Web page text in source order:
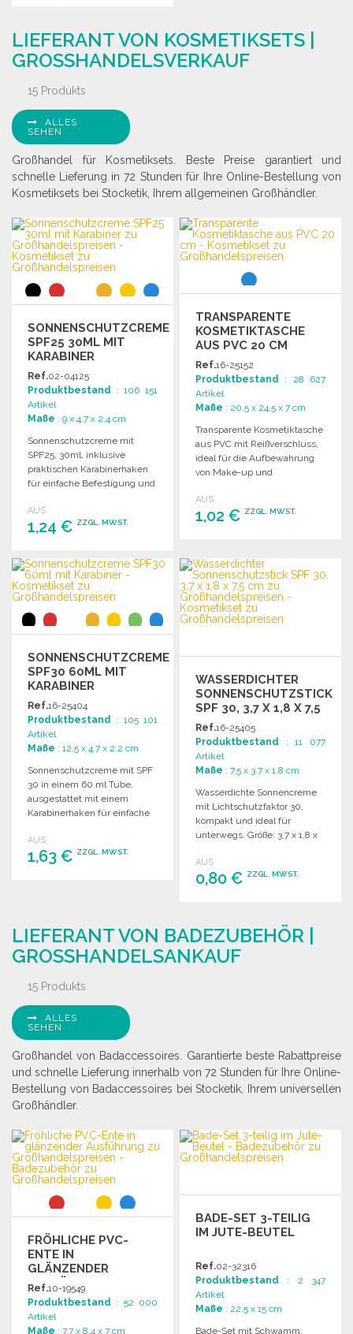
Angebot anfordern
LIEFERANT VON KOSMETIKSETS |
GROSSHANDELSVERKAUF
15 Produkts
ALLES
SEHEN
Großhandel für Kosmetiksets. Beste Preise garantiert und
schnelle Lieferung in 72 Stunden für Ihre Online-Bestellung von
Kosmetiksets bei Stocketik, Ihrem allgemeinen Großhändler.
SONNENSCHUTZCREME
SPF25 30ML MIT
KARABINER
Ref.02-04125
Produktbestand : 106 151
Artikel
Maße : 9 x 4.7 x 2.4 cm
Sonnenschutzcreme mit
SPF25, 30ml, inklusive
praktischen Karabinerhaken
für einfache Befestigung und
AUS
1,24 € ZZGL. MWST.
BESTELLEN
Angebot anfordern
TRANSPARENTE
KOSMETIKTASCHE
AUS PVC 20 CM
Ref.16-25152
Produktbestand : 28 627
Artikel
Maße : 20.5 x 24.5 x 7 cm
Transparente Kosmetiktasche
aus PVC mit Reißverschluss,
ideal für die Aufbewahrung
von Make-up und
AUS
1,02 € ZZGL. MWST.
Angebot anfordern
SONNENSCHUTZCREME
SPF30 60ML MIT
KARABINER
Ref.16-25404
Produktbestand : 105 101
Artikel
Maße : 12.5 x 4.7 x 2.2 cm
Sonnenschutzcreme mit SPF
30 in einem 60 ml Tube,
ausgestattet mit einem
Karabinerhaken für einfache
AUS
1,63 € ZZGL. MWST.
WASSERDICHTER
SONNENSCHUTZSTICK
SPF 30, 3,7 X 1,8 X 7,5
CM ZU
GROSSHANDELSPREISEN
Ref.16-25405
Produktbestand : 11 077
Artikel
Maße : 7.5 x 3.7 x 1.8 cm
Wasserdichte Sonnencreme
mit Lichtschutzfaktor 30,
kompakt und ideal für
unterwegs. Größe: 3,7 x 1,8 x
AUS
0,80 € ZZGL. MWST.
Angebot anfordern
LIEFERANT VON BADEZUBEHÖR |
GROSSHANDELSANKAUF
15 Produkts
ALLES
SEHEN
Großhandel von Badaccessoires. Garantierte beste Rabattpreise
und schnelle Lieferung innerhalb von 72 Stunden für Ihre Online-
Bestellung von Badaccessoires bei Stocketik, Ihrem universellen
Großhändler.
FRÖHLICHE PVC-
ENTE IN
GLÄNZENDER
AUSFÜHRUNG ZU
GROSSHANDELSPREISEN
Ref.10-19549
Produktbestand : 52 000
Artikel
Maße : 7.7 x 8.4 x 7 cm
BADE-SET 3-TEILIG
IM JUTE-BEUTEL
Ref.02-32316
Produktbestand : 2 347
Artikel
Maße : 22.5 x 15 cm
Bade-Set mit Schwamm,